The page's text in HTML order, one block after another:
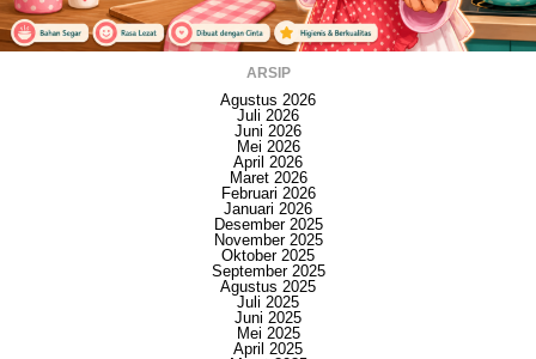
ARSIP
Agustus 2026
Juli 2026
Juni 2026
Mei 2026
April 2026
Maret 2026
Februari 2026
Januari 2026
Desember 2025
November 2025
Oktober 2025
September 2025
Agustus 2025
Juli 2025
Juni 2025
Mei 2025
April 2025